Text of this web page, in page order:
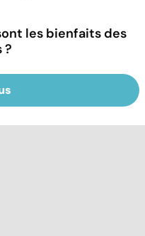
les bienfaits des
?